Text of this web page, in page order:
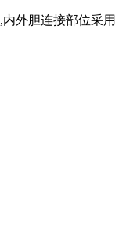
,内外胆连接部位采用